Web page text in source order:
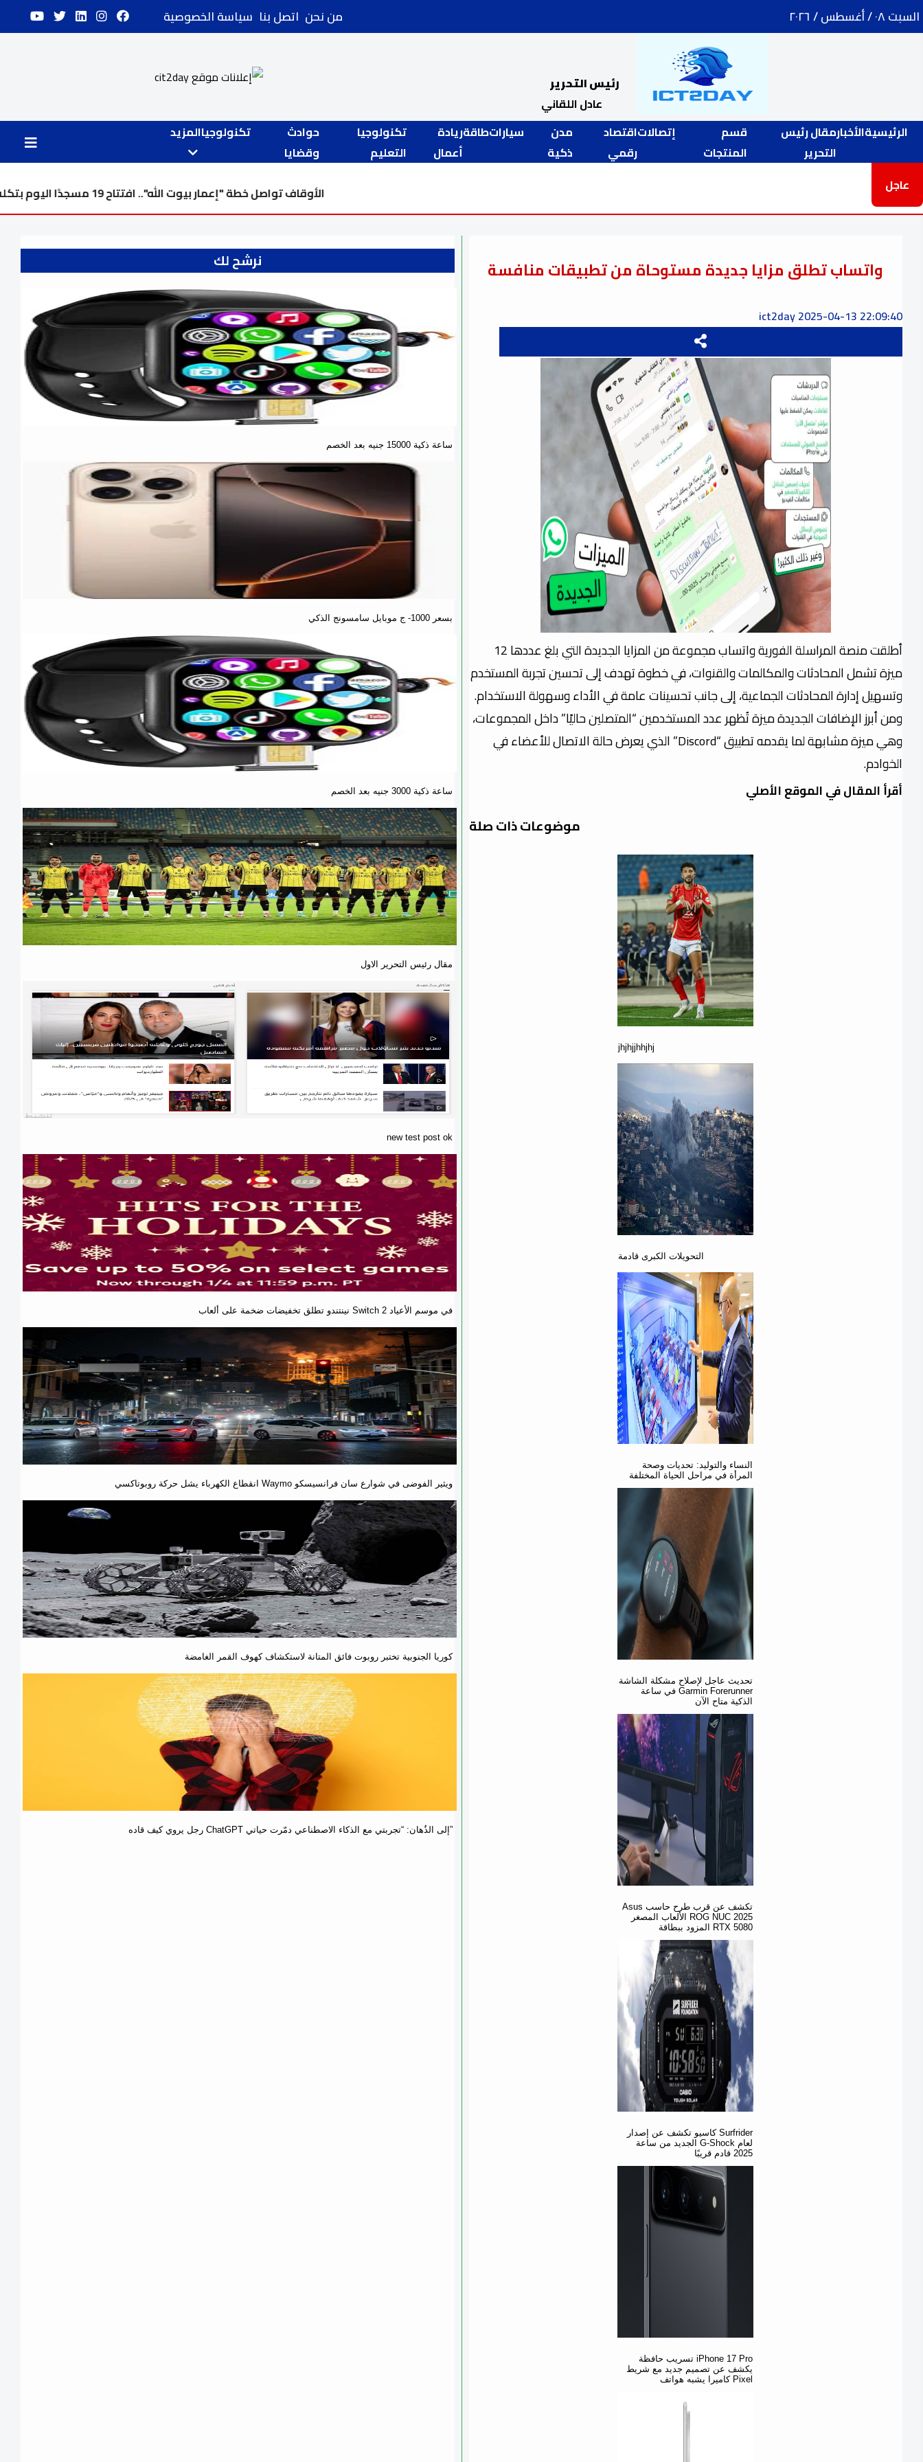
من نحن اتصل بنا سياسة الخصوصية السبت ٠٨ / أغسطس / ٢٠٢٦
رئيس التحرير
عادل اللقاني
الرئيسيةالأخبارمقال رئيس
التحرير
قسم
المنتجات
إتصالاتاقتصاد
رقمي
مدن
ذكية
سياراتطاقةريادة
أعمال
تكنولوجيا
التعليم
حوادث
وقضايا
تكنولوجياالمزيد
عاجل الأوقاف تواصل خطة "إعمار بيوت الله".. افتتاح 19 مسجدًا اليوم بتكلفة تتخطى 24 مليار
واتساب تطلق مزايا جديدة مستوحاة من تطبيقات منافسة
ict2day2025-04-13 22:09:40
أطلقت منصة المراسلة الفورية واتساب مجموعة من المزايا الجديدة التي بلغ عددها 12
ميزة تشمل المحادثات والمكالمات والقنوات، في خطوة تهدف إلى تحسين تجربة المستخدم
وتسهيل إدارة المحادثات الجماعية، إلى جانب تحسينات عامة في الأداء وسهولة الاستخدام.
ومن أبرز الإضافات الجديدة ميزة تُظهر عدد المستخدمين “المتصلين حاليًا” داخل المجموعات،
وهي ميزة مشابهة لما يقدمه تطبيق “Discord” الذي يعرض حالة الاتصال للأعضاء في
الخوادم.
أقرأ المقال في الموقع الأصلي
موضوعات ذات صلة
jhjhjjhhjhj
التحويلات الكبرى قادمة
النساء والتوليد: تحديات وصحة
المرأة في مراحل الحياة المختلفة
تحديث عاجل لإصلاح مشكلة الشاشة
في ساعة Garmin Forerunner
الذكية متاح الآن
Asus تكشف عن قرب طرح حاسب
الألعاب المصغر ROG NUC 2025
المزود ببطاقة RTX 5080
كاسيو تكشف عن إصدار Surfrider
الجديد من ساعة G-Shock لعام
2025 قادم قريبًا
تسريب حافظة iPhone 17 Pro
يكشف عن تصميم جديد مع شريط
كاميرا يشبه هواتف Pixel
نرشح لك
ساعة ذكية 15000 جنيه بعد الخصم
بسعر 1000- ج موبايل سامسونج الذكي
ساعة ذكية 3000 جنيه بعد الخصم
مقال رئيس التحرير الاول
new test post ok
نينتندو تطلق تخفيضات ضخمة على ألعاب Switch 2 في موسم الأعياد
انقطاع الكهرباء يشل حركة روبوتاكسي Waymo ويثير الفوضى في شوارع سان فرانسيسكو
كوريا الجنوبية تختبر روبوت فائق المتانة لاستكشاف كهوف القمر الغامضة
رجل يروي كيف قاده ChatGPT إلى الذُهان: “تجربتي مع الذكاء الاصطناعي دمّرت حياتي”